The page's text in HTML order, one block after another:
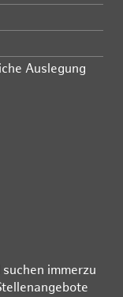
Auslegung
im­mer­zu